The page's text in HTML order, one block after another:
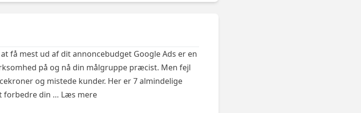
få mest ud af dit annoncebudget Google Ads er en
på og nå din målgruppe præcist. Men fejl
og mistede kunder. Her er 7 almindelige
forbedre din … Læs mere